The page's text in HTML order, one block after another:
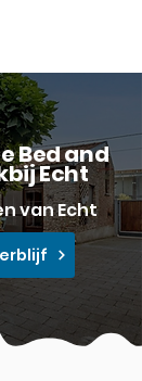
Bed and
Echt
van Echt